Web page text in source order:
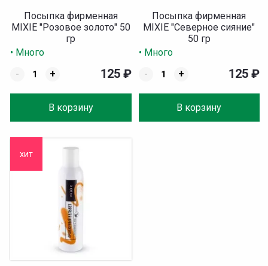
Посыпка фирменная
MIXIE "Розовое золото" 50
гр
• Много
-
+
В корзину
125 ₽
Посыпка фирменная
MIXIE "Северное сияние"
50 гр
• Много
-
+
В корзину
125 ₽
хит